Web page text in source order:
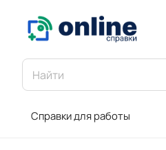
Справки для работы